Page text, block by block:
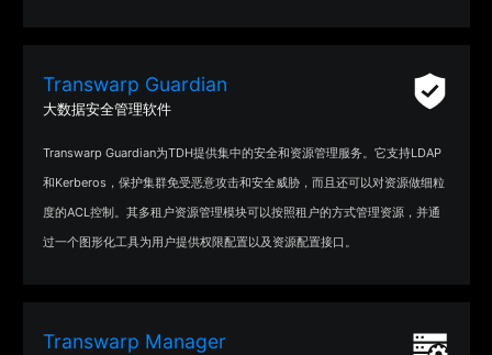
Transwarp Guardian
大数据安全管理软件
Transwarp Guardian为TDH提供集中的安全和资源管理服务。它支持LDAP
和Kerberos，保护集群免受恶意攻击和安全威胁，而且还可以对资源做细粒
度的ACL控制。其多租户资源管理模块可以按照租户的方式管理资源，并通
过一个图形化工具为用户提供权限配置以及资源配置接口。
Transwarp Manager